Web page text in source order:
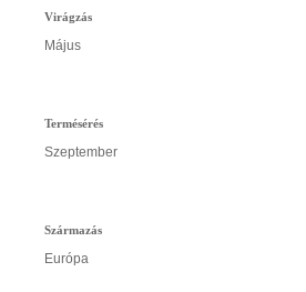
Virágzás
Május
Termésérés
Szeptember
Származás
Európa